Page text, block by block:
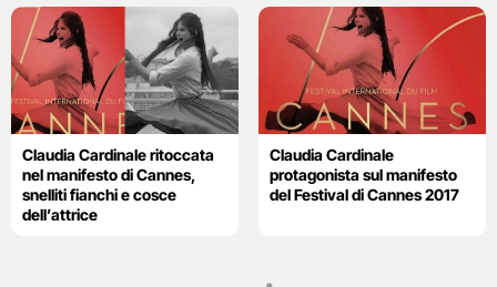
Claudia Cardinale ritoccata
nel manifesto di Cannes,
snelliti fianchi e cosce
dell’attrice
Claudia Cardinale
protagonista sul manifesto
del Festival di Cannes 2017